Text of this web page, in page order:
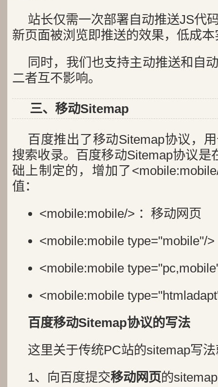
站长仅需一次部署自动推送JS代
新页面被浏览即推送的效果，低成
同时，我们也支持主动推送和自
二者互不影响。
三、移动Sitemap
百度推出了移动Sitemap协议，
搜索收录。百度移动Sitemap协议是
础上制定的，增加了
值：
<mobile:mobile/> ：移动网页
<mobile:mobile
<mobile:mobile
<mobile:mobile
百度移动Sitemap协议的写法
这里关于传统PC站的sitemap写
1、向百度提交移动网页的